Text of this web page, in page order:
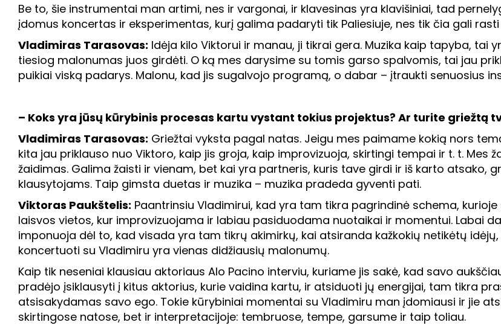
Be to, šie instrumentai man artimi, nes ir vargonai, ir klavesinas yra klavišiniai, tad
įdomus koncertas ir eksperimentas, kurį galima padaryti tik Paliesiuje, nes tik čia gali
Vladimiras Tarasovas: Idėja kilo Viktorui ir manau, ji tikrai gera. Muzika kaip tapyba, tai
tiesiog malonumas juos girdėti. O ką mes darysime su tomis garso spalvomis, tai jau
puikiai viską padarys. Malonu, kad jis sugalvojo programą, o dabar – įtraukti senuosius
– Koks yra jūsų kūrybinis procesas kartu vystant tokius projektus? Ar turite griežtą
Vladimiras Tarasovas: Griežtai vyksta pagal natas. Jeigu mes paimame kokią nors
kita jau priklauso nuo Viktoro, kaip jis groja, kaip improvizuoja, skirtingi tempai ir t. t. Mes
žaidimas. Galima žaisti ir vienam, bet kai yra partneris, kuris tave girdi ir iš karto atsako,
klausytojams. Taip gimsta duetas ir muzika – muzika pradeda gyventi pati.
Viktoras Paukštelis: Paantrinsiu Vladimirui, kad yra tam tikra pagrindinė schema,
laisvos vietos, kur improvizuojama ir labiau pasiduodama nuotaikai ir momentui. Labai
imponuoja dėl to, kad visada yra tam tikrų akimirkų, kai atsiranda kažkokių netikėtų
koncertuoti su Vladimiru yra vienas didžiausių malonumų.
Kaip tik neseniai klausiau aktoriaus Alo Pacino interviu, kuriame jis sakė, kad savo
pradėjo įsiklausyti į kitus aktorius, kurie vaidina kartu, ir atsiduoti jų energijai, tam tikra
atsisakydamas savo ego. Tokie kūrybiniai momentai su Vladimiru man įdomiausi ir jie
skirtingose natose, bet ir interpretacijoje: tembruose, tempe, garsume ir taip toliau.